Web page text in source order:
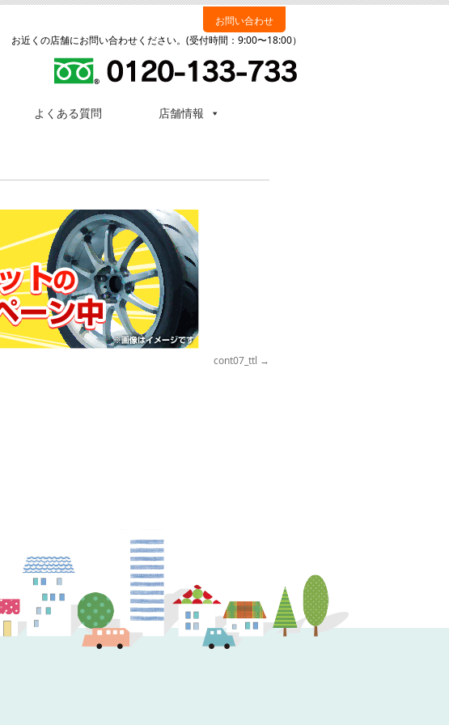
お問い合わせ
お近くの店舗にお問い合わせください。(受付時間：9:00〜18:00）
よくある質問 店舗情報
cont07_ttl